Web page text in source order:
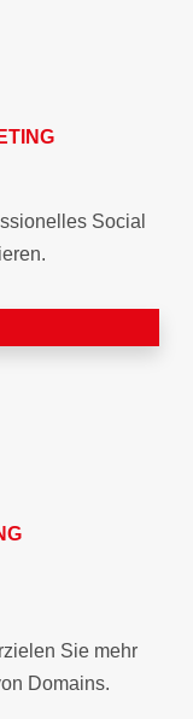
Social
Sie mehr
Domains.